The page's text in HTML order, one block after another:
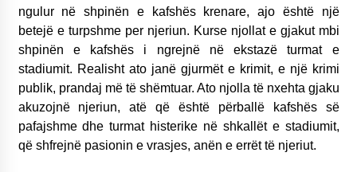
ngulur në shpinën e kafshës krenare, ajo është një
betejë e turpshme per njeriun. Kurse njollat e gjakut mbi
shpinën e kafshës i ngrejnë në ekstazë turmat e
stadiumit. Realisht ato janë gjurmët e krimit, e një krimi
publik, prandaj më të shëmtuar. Ato njolla të nxehta gjaku
akuzojnë njeriun, atë që është përballë kafshës së
pafajshme dhe turmat histerike në shkallët e stadiumit,
që shfrejnë pasionin e vrasjes, anën e errët të njeriut.